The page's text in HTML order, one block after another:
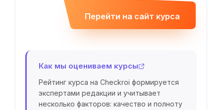
Перейти на сайт курса
Как мы оцениваем курсы
Рейтинг курса на Checkroi формируется
экспертами редакции и учитывает
несколько факторов: качество и полноту